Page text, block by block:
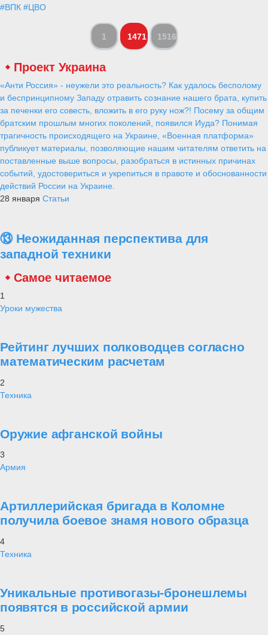
#ВПК #ЦВО
1 1471 1516
Проект Украина
«Анти Россия» - неужели это реальность? Как удалось бесполому
и беспринципному Западу отравить сознание нашего брата, купить
за печенки его совесть, вложить в его руку нож?! Посему за общим
братским прошлым многих поколений, появился Иуда? Понимая
трагичность происходящего на Украине, «Военная платформа»
публикует материалы, позволяющие нашим читателям ответить на
поставленные выше вопросы, разобраться в истинных причинах
событий, удостовериться и укрепиться в правоте и обоснованности
действий России на Украине.
28 января Статьи
⑬ Неожиданная перспектива для
западной техники
Самое читаемое
1
Уроки мужества
Рейтинг лучших полководцев согласно
математическим расчетам
2
Техника
Оружие афганской войны
3
Армия
Артиллерийская бригада в Коломне
получила боевое знамя нового образца
4
Техника
Уникальные противогазы-бронешлемы
появятся в российской армии
5